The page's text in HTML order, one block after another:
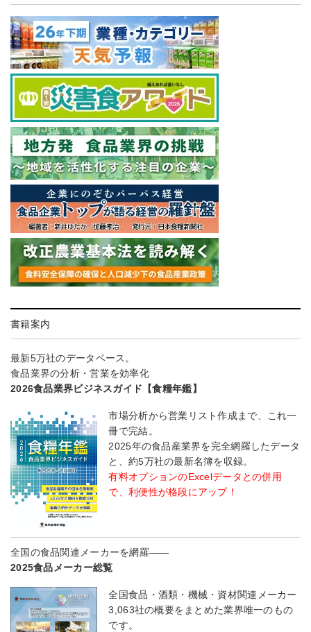
書籍案内
最新5万社のデータベース。
食品業界の分析・営業を効率化
2026食品業界ビジネスガイド【食糧年鑑】
市場分析から営業リスト作成まで、これ一
冊で完結。
2025年の食品産業界を完全網羅したデータ
と、約5万社の最新名簿を収録。
有料オプションのExcelデータとの併用
で、利便性が格段にアップ！
全国の食品関連メーカーを網羅――
2025食品メーカー総覧
全国食品・酒類・機械・資材関連メーカー
3,063社の概要をまとめた業界唯一のもの
です。